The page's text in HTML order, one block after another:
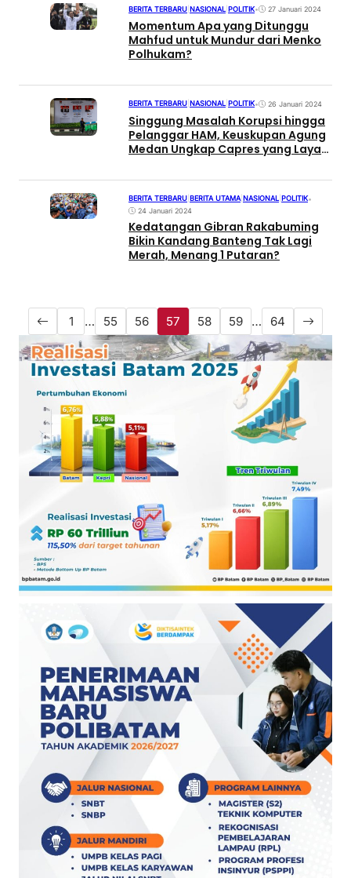
BERITA TERBARU NASIONAL POLITIK• 27 Januari 2024
Momentum Apa yang Ditunggu
Mahfud untuk Mundur dari Menko
Polhukam?
BERITA TERBARU NASIONAL POLITIK• 26 Januari 2024
Singgung Masalah Korupsi hingga
Pelanggar HAM, Keuskupan Agung
Medan Ungkap Capres yang Layak
BERITA TERBARU BERITA UTAMA NASIONAL POLITIK•
24 Januari 2024
Kedatangan Gibran Rakabuming
Bikin Kandang Banteng Tak Lagi
Merah, Menang 1 Putaran?
1 … 55 56 57 58 59 … 64